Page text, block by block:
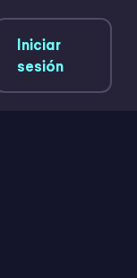
Iniciar
sesión